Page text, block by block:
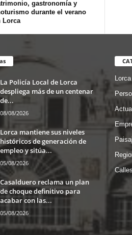
gastronomía y
durante el verano
Lorca
La Policía Local de Lorca
despliega más de un centenar
de...
08/08/2026
Lorca mantiene sus niveles
históricos de generación de
empleo y sitúa...
05/08/2026
Casalduero reclama un plan
de choque definitivo para
acabar con las...
05/08/2026
Lorca